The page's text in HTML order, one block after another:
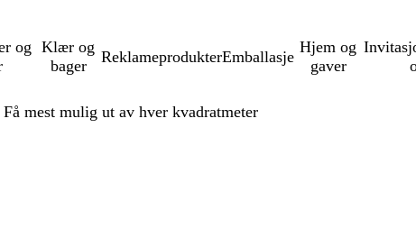
og
Klær og
bager
ReklameprodukterEmballasje
Hjem og
gaver
mest mulig ut av hver kvadratmeter